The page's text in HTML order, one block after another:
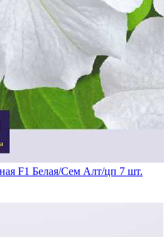
F1 Белая/Сем Алт/цп 7 шт.